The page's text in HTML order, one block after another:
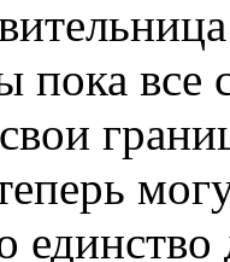
пока